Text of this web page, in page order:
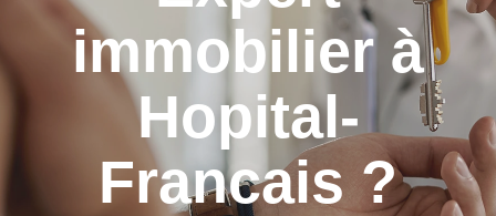
immobilier à
Hopital-
Francais ?